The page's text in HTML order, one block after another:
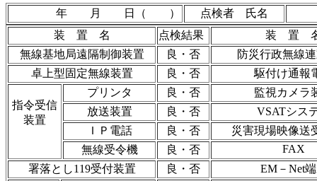
年 月 日（ ）
点検者 氏名
装 置 名
点検結果
装 置
無線基地局遠隔制御装置
良・否
防災行政無線
卓上型固定無線装置
良・否 駆付け通報
指令受信
装置
プリンタ 良・否
監視カメラ
放送装置
良・否
VSATシス
ＩＰ電話
良・否
災害現場映像送
無線受令機
良・否
FAX
署落とし119受付装置
良・否 EM－Net